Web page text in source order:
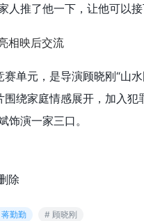
推了他一下，让他可以接
单元，是导演顾晓刚“山
围绕家庭情感展开，加入
饰演一家三口。
除
勤勤 # 顾晓刚